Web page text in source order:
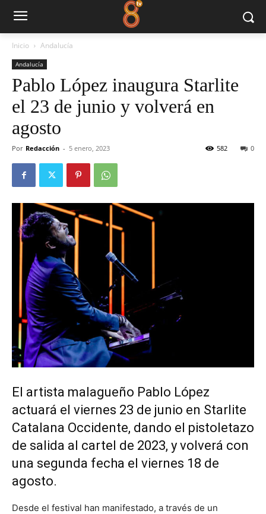
Inicio Andalucía
Andalucía
Pablo López inaugura Starlite
el 23 de junio y volverá en
agosto
Por Redacción - 5 enero, 2023 0
582
El artista malagueño Pablo López
actuará el viernes 23 de junio en Starlite
Catalana Occidente, dando el pistoletazo
de salida al cartel de 2023, y volverá con
una segunda fecha el viernes 18 de
agosto.
Desde el festival han manifestado, a través de un